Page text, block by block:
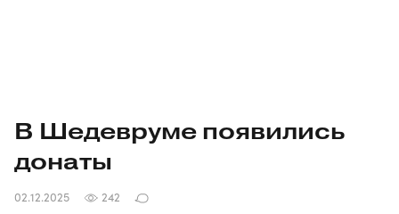
В Шедевруме появились
донаты
02.12.2025 242